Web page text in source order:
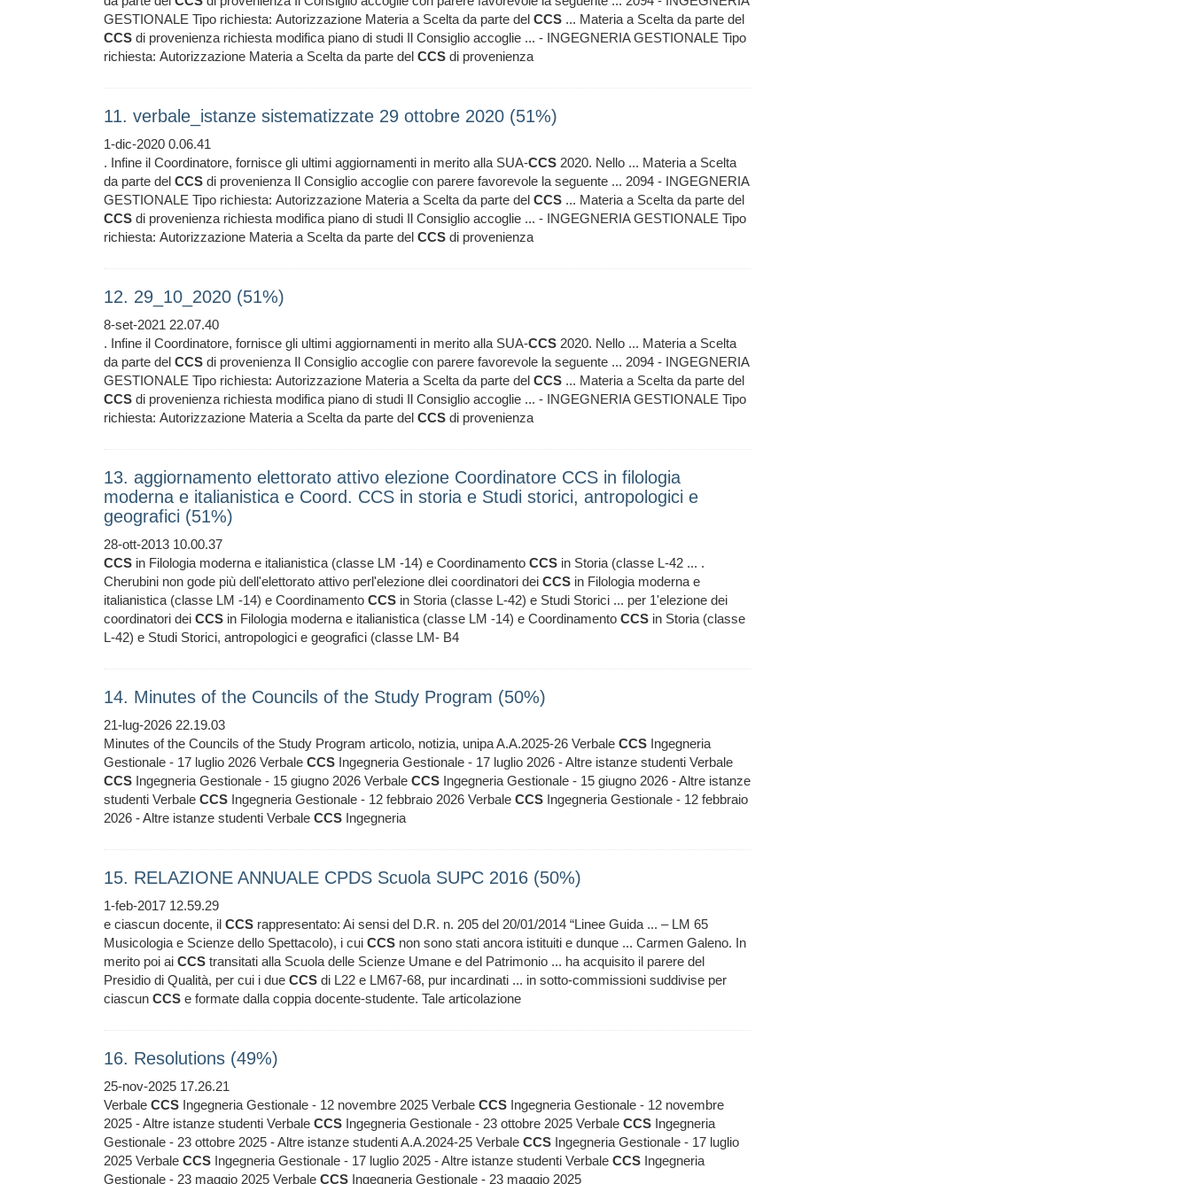
GESTIONALE Tipo richiesta: Autorizzazione Materia a Scelta da parte del CCS ... Materia a Scelta da parte del
CCS di provenienza richiesta modifica piano di studi Il Consiglio accoglie ... - INGEGNERIA GESTIONALE Tipo
richiesta: Autorizzazione Materia a Scelta da parte del CCS di provenienza
11. verbale_istanze sistematizzate 29 ottobre 2020 (51%)
1-dic-2020 0.06.41
. Infine il Coordinatore, fornisce gli ultimi aggiornamenti in merito alla SUA-CCS 2020. Nello ... Materia a Scelta
da parte del CCS di provenienza Il Consiglio accoglie con parere favorevole la seguente ... 2094 - INGEGNERIA
GESTIONALE Tipo richiesta: Autorizzazione Materia a Scelta da parte del CCS ... Materia a Scelta da parte del
CCS di provenienza richiesta modifica piano di studi Il Consiglio accoglie ... - INGEGNERIA GESTIONALE Tipo
richiesta: Autorizzazione Materia a Scelta da parte del CCS di provenienza
12. 29_10_2020 (51%)
8-set-2021 22.07.40
. Infine il Coordinatore, fornisce gli ultimi aggiornamenti in merito alla SUA-CCS 2020. Nello ... Materia a Scelta
da parte del CCS di provenienza Il Consiglio accoglie con parere favorevole la seguente ... 2094 - INGEGNERIA
GESTIONALE Tipo richiesta: Autorizzazione Materia a Scelta da parte del CCS ... Materia a Scelta da parte del
CCS di provenienza richiesta modifica piano di studi Il Consiglio accoglie ... - INGEGNERIA GESTIONALE Tipo
richiesta: Autorizzazione Materia a Scelta da parte del CCS di provenienza
13. aggiornamento elettorato attivo elezione Coordinatore CCS in filologia
moderna e italianistica e Coord. CCS in storia e Studi storici, antropologici e
geografici (51%)
28-ott-2013 10.00.37
CCS in Filologia moderna e italianistica (classe LM -14) e Coordinamento CCS in Storia (classe L-42 ... .
Cherubini non gode più dell'elettorato attivo perl'elezione dlei coordinatori dei CCS in Filologia moderna e
italianistica (classe LM -14) e Coordinamento CCS in Storia (classe L-42) e Studi Storici ... per 1'elezione dei
coordinatori dei CCS in Filologia moderna e italianistica (classe LM -14) e Coordinamento CCS in Storia (classe
L-42) e Studi Storici, antropologici e geografici (classe LM- B4
14. Minutes of the Councils of the Study Program (50%)
21-lug-2026 22.19.03
Minutes of the Councils of the Study Program articolo, notizia, unipa A.A.2025-26 Verbale CCS Ingegneria
Gestionale - 17 luglio 2026 Verbale CCS Ingegneria Gestionale - 17 luglio 2026 - Altre istanze studenti Verbale
CCS Ingegneria Gestionale - 15 giugno 2026 Verbale CCS Ingegneria Gestionale - 15 giugno 2026 - Altre istanze
studenti Verbale CCS Ingegneria Gestionale - 12 febbraio 2026 Verbale CCS Ingegneria Gestionale - 12 febbraio
2026 - Altre istanze studenti Verbale CCS Ingegneria
15. RELAZIONE ANNUALE CPDS Scuola SUPC 2016 (50%)
1-feb-2017 12.59.29
e ciascun docente, il CCS rappresentato: Ai sensi del D.R. n. 205 del 20/01/2014 “Linee Guida ... – LM 65
Musicologia e Scienze dello Spettacolo), i cui CCS non sono stati ancora istituiti e dunque ... Carmen Galeno. In
merito poi ai CCS transitati alla Scuola delle Scienze Umane e del Patrimonio ... ha acquisito il parere del
Presidio di Qualità, per cui i due CCS di L22 e LM67-68, pur incardinati ... in sotto-commissioni suddivise per
ciascun CCS e formate dalla coppia docente-studente. Tale articolazione
16. Resolutions (49%)
25-nov-2025 17.26.21
Verbale CCS Ingegneria Gestionale - 12 novembre 2025 Verbale CCS Ingegneria Gestionale - 12 novembre
2025 - Altre istanze studenti Verbale CCS Ingegneria Gestionale - 23 ottobre 2025 Verbale CCS Ingegneria
Gestionale - 23 ottobre 2025 - Altre istanze studenti A.A.2024-25 Verbale CCS Ingegneria Gestionale - 17 luglio
2025 Verbale CCS Ingegneria Gestionale - 17 luglio 2025 - Altre istanze studenti Verbale CCS Ingegneria
Gestionale - 23 maggio 2025 Verbale CCS Ingegneria Gestionale - 23 maggio 2025